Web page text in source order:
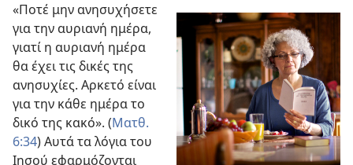
«Ποτέ μην ανησυχήσετε
για την αυριανή ημέρα,
γιατί η αυριανή ημέρα
θα έχει τις δικές της
ανησυχίες. Αρκετό είναι
για την κάθε ημέρα το
δικό της κακό». (Ματθ.
6:34) Αυτά τα λόγια του
Ιησού εφαρμόζονται